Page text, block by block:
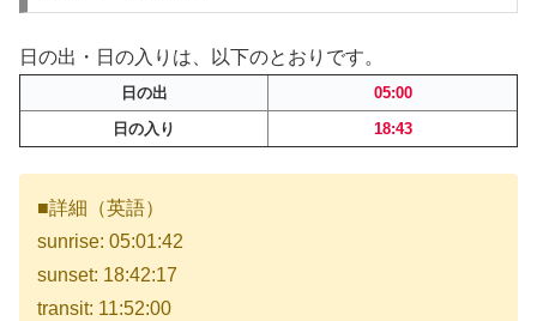
日の出・日の入りは、以下のとおりです。
日の出
05:00
日の入り
18:43
■詳細（英語）
sunrise: 05:01:42
sunset: 18:42:17
transit: 11:52:00